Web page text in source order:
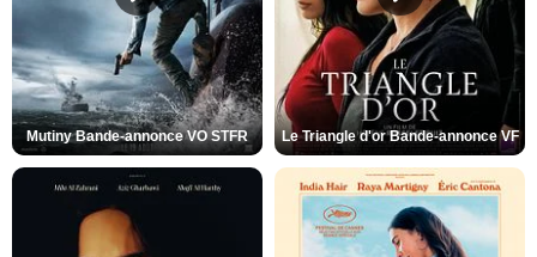
Mutiny Bande-annonce VO STFR Le Triangle d'or Bande-annonce VF